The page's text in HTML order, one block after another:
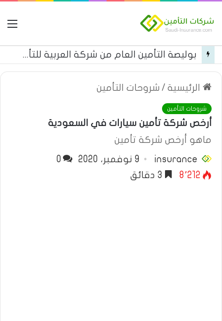
بوليصة التأمين العام من شركة العربية للتأمين
الرئيسية / شروحات التأمين
شروحات التأمين
أرخص شركة تأمين سيارات في السعودية
ماهو أرخص شركة تأمين
insurance
9 نوفمبر، 2020
0
8٬212